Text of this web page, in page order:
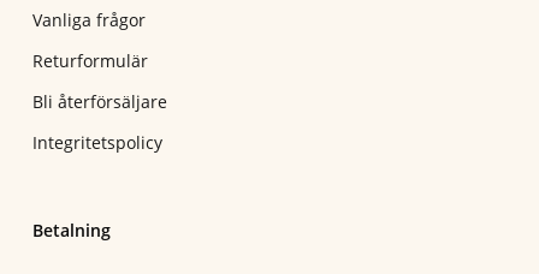
Vanliga frågor
Returformulär
Bli återförsäljare
Integritetspolicy
Betalning